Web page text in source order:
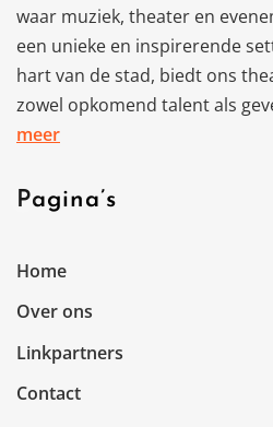
waar muziek, theater en
een unieke en inspirerende
hart van de stad, biedt ons
zowel opkomend talent als
meer
Pagina’s
Home
Over ons
Linkpartners
Contact